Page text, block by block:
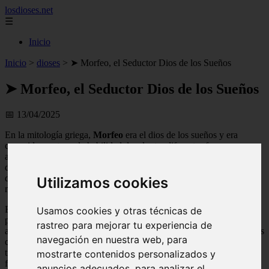
Utilizamos cookies
Usamos cookies y otras técnicas de
rastreo para mejorar tu experiencia de
navegación en nuestra web, para
mostrarte contenidos personalizados y
losdioses.net
☰
Inicio
Inicio > dioses > ➤ Morfeo, el Seductor Dios de los Sueños
➤ Morfeo, el Seductor Dios de los Sueños
📅 13/04/2025
En la mitología griega, Morfeo era el dios de los sueños y era
conocido por tener la habilidad de adoptar diferentes formas para
aparecer en los sueños de las personas. Era hijo de
del sueño, y
dios seductor y misterioso, capaz de influir en los sueños de los
mortales y darles forma mediante ilusiones y visiones.
En este artículo exploraremos más a fondo la figura de Morfeo y su
papel en la mitología griega. Analizaremos sus características, sus
atributos y su relación con otros dioses y mortales. También veremos
cómo se representaba a Morfeo en el arte y cómo su influencia ha
trascendido a lo largo de los siglos. ¡Acompáñanos en este
fascinante viaje al mundo de los sueños y descubre todo sobre